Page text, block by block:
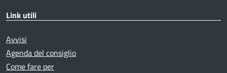
Link utili
Avvisi
Agenda del consiglio
Come fare per